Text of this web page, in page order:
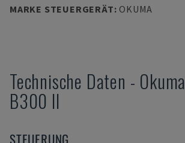
MARKE STEUERGERÄT: OKUMA
Technische Daten - Okuma
B300 II
STEUERUNG